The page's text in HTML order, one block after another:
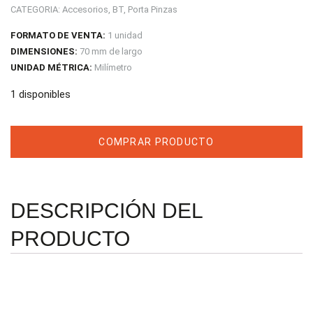
CATEGORIA: Accesorios, BT, Porta Pinzas
FORMATO DE VENTA: 1 unidad
DIMENSIONES: 70 mm de largo
UNIDAD MÉTRICA: Milímetro
1 disponibles
COMPRAR PRODUCTO
DESCRIPCIÓN DEL
PRODUCTO